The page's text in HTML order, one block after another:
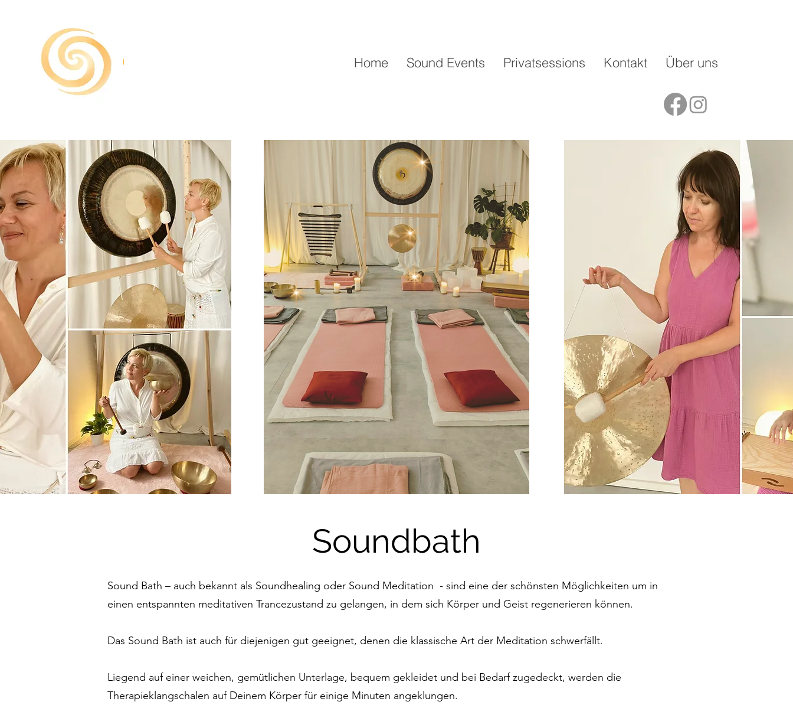
COLORSOUND UNITY Home Sound Events Privatsessions Kontakt Über uns
Soundbath
Sound Bath – auch bekannt als Soundhealing oder Sound Meditation - sind eine der schönsten Möglichkeiten um in
einen entspannten meditativen Trancezustand zu gelangen, in dem sich Körper und Geist regenerieren können.
Das Sound Bath ist auch für diejenigen gut geeignet, denen die klassische Art der Meditation schwerfällt.
Liegend auf einer weichen, gemütlichen Unterlage, bequem gekleidet und bei Bedarf zugedeckt, werden die
Therapieklangschalen auf Deinem Körper für einige Minuten angeklungen.